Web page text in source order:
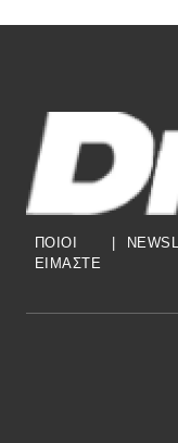
ΠΟΙΟΙ
ΕΙΜΑΣΤΕ